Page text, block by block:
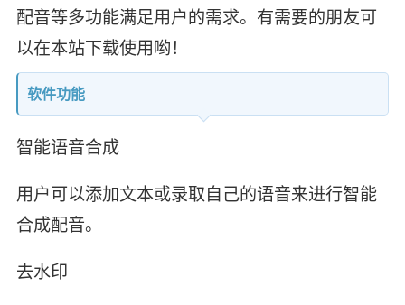
配音等多功能满足用户的需求。有需要的朋友可
以在本站下载使用哟！
软件功能
智能语音合成
用户可以添加文本或录取自己的语音来进行智能
合成配音。
去水印